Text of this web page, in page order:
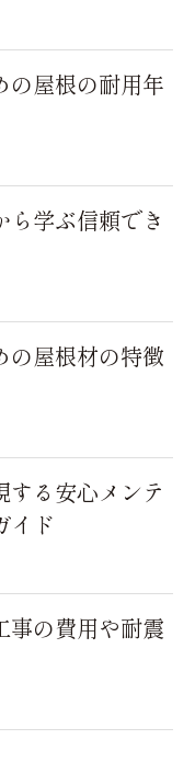
の屋根の耐用年
学ぶ信頼でき
の屋根材の特徴
する安心メンテ
イド
事の費用や耐震